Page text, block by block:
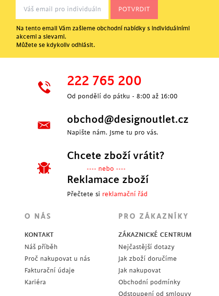
Na tento email Vám zašleme obchodní nabídky s individuálními
akcemi a slevami.
Můžete se kdykoliv odhlásit.
222 765 200
Od pondělí do pátku - 8:00 až 16:00
obchod@designoutlet.cz
Napište nám. Jsme tu pro vás.
Chcete zboží vrátit?
---- nebo ----
Reklamace zboží
Přečtete si reklamační řád
O NÁS
KONTAKT
Náš příběh
Proč nakupovat u nás
Fakturační údaje
Kariéra
PRO ZÁKAZNÍKY
ZÁKAZNICKÉ CENTRUM
Nejčastější dotazy
Jak zboží doručíme
Jak nakupovat
Obchodní podmínky
Odstoupení od smlouvy